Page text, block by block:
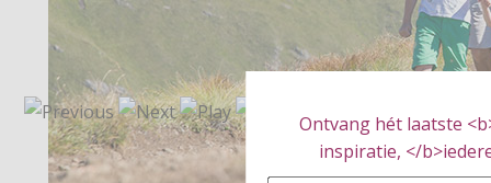
Ontvang hét laatste
inspiratie, </